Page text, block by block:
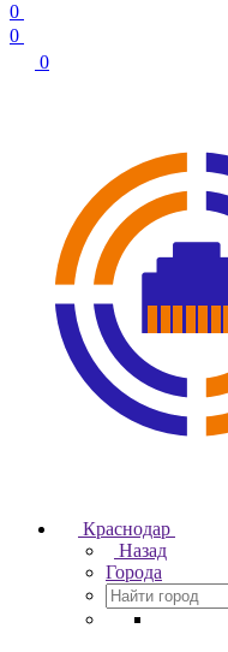
0
0
0
Краснодар
Назад
Города